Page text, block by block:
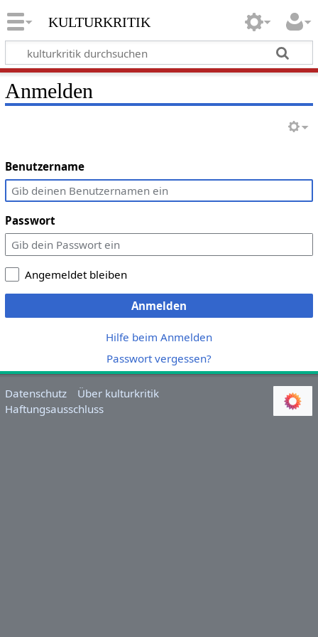
kulturkritik
Anmelden
Benutzername
Passwort
Angemeldet bleiben
Anmelden
Hilfe beim Anmelden
Passwort vergessen?
Datenschutz
Über kulturkritik
Haftungsausschluss